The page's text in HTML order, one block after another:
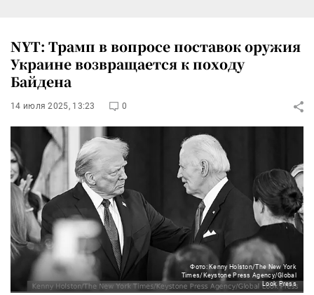
NYT: Трамп в вопросе поставок оружия
Украине возвращается к походу
Байдена
14 июля 2025, 13:23 0
Фото: Kenny Holston/The New York
Times/Keystone Press Agency/Global
Look Press